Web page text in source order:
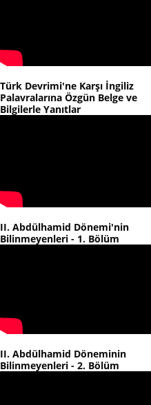
Türk Devrimi'ne Karşı İngiliz
Palavralarına Özgün Belge ve
Bilgilerle Yanıtlar
II. Abdülhamid Dönemi'nin
Bilinmeyenleri - 1. Bölüm
II. Abdülhamid Döneminin
Bilinmeyenleri - 2. Bölüm